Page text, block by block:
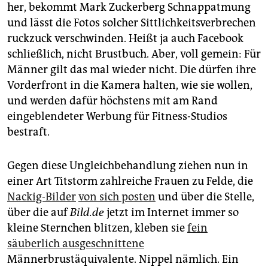
abo
genossenschaft
epaper login
her, bekommt Mark Zuckerberg Schnappatmung
und lässt die Fotos solcher Sittlichkeitsverbrechen
ruckzuck verschwinden. Heißt ja auch Facebook
schließlich, nicht Brustbuch. Aber, voll gemein: Für
Männer gilt das mal wieder nicht. Die dürfen ihre
Vorderfront in die Kamera halten, wie sie wollen,
und werden dafür höchstens mit am Rand
eingeblendeter Werbung für Fitness-Studios
bestraft.
Gegen diese Ungleichbehandlung ziehen nun in
einer Art Titstorm zahlreiche Frauen zu Felde, die
Nackig-Bildervon sich posten und über die Stelle,
über die aufBild.dejetzt im Internet immer so
kleine Sternchen blitzen, kleben siefein
säuberlich ausgeschnittene
Männerbrustäquivalente. Nippel nämlich. Ein